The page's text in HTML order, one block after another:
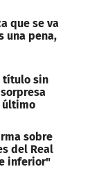
que se va
una pena,
título sin
último
sobre
del Real
inferior"